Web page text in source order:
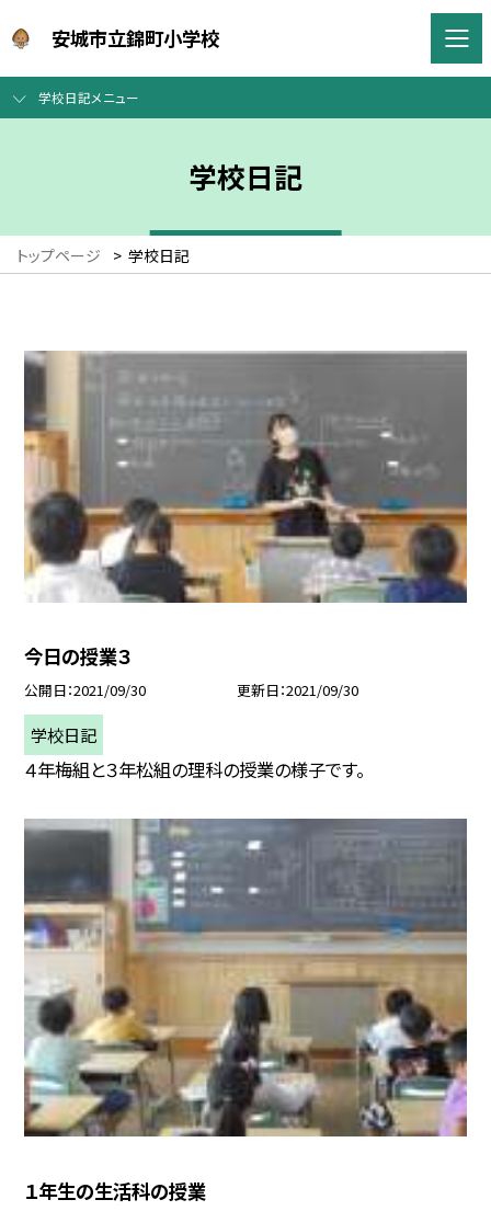
安城市立錦町小学校
学校日記メニュー
学校日記
トップページ > 学校日記
今日の授業３
公開日 2021/09/30 更新日 2021/09/30
学校日記
４年梅組と３年松組の理科の授業の様子です。
１年生の生活科の授業